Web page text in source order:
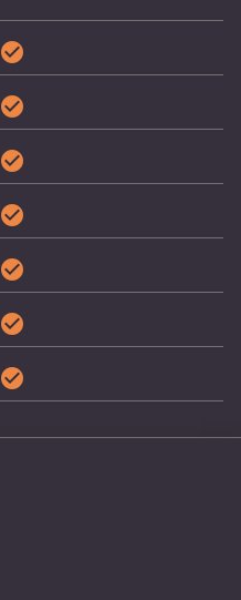
check_circle
check_circle
check_circle
check_circle
check_circle
check_circle
check_circle